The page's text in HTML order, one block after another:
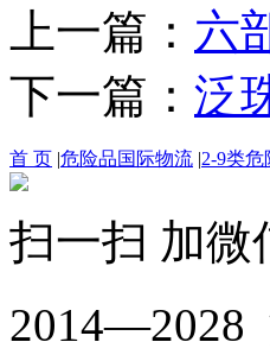
上一篇： 六
下一篇： 泛
首 页 |危险品国际物流 |2-9类危
扫一扫 加微
2014—2028